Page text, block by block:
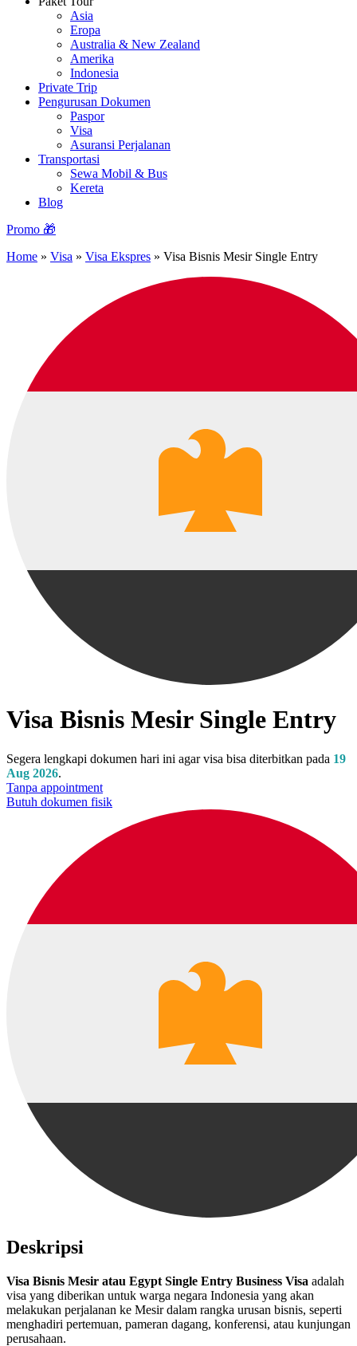
Asia
Eropa
Australia & New Zealand
Amerika
Indonesia
Private Trip
Pengurusan Dokumen
Paspor
Visa
Asuransi Perjalanan
Transportasi
Sewa Mobil & Bus
Kereta
Blog
Promo 🎁
Home » Visa » Visa Ekspres » Visa Bisnis Mesir Single Entry
Visa Bisnis Mesir Single Entry
Segera lengkapi dokumen hari ini agar visa bisa diterbitkan pada 19
Aug 2026.
Tanpa appointment
Butuh dokumen fisik
Deskripsi
Visa Bisnis Mesir atau Egypt Single Entry Business Visa adalah
visa yang diberikan untuk warga negara Indonesia yang akan
melakukan perjalanan ke Mesir dalam rangka urusan bisnis, seperti
menghadiri pertemuan, pameran dagang, konferensi, atau kunjungan
perusahaan.